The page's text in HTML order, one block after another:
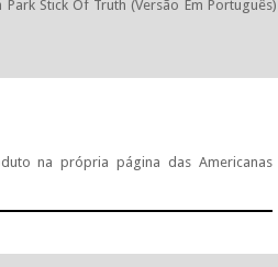
Stick Of Truth (Versão Em
na própria página das Americanas